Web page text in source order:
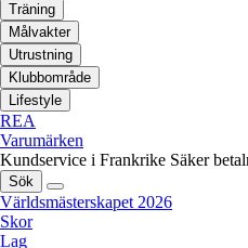
Träning
Målvakter
Utrustning
Klubbområde
Lifestyle
REA
Varumärken
Kundservice i Frankrike Säker
Sök
Världsmästerskapet 2026
Skor
Lag